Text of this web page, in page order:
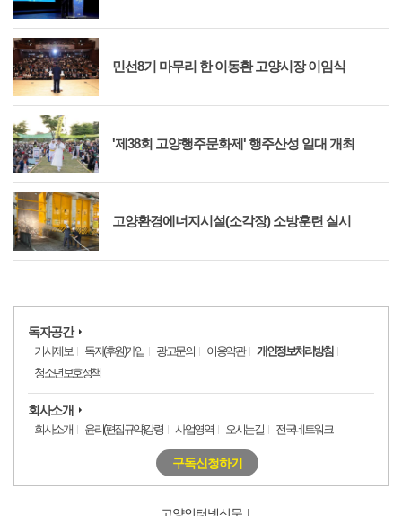
민선8기 마무리 한 이동환 고양시장 이임식
'제38회 고양행주문화제' 행주산성 일대 개최
고양환경에너지시설(소각장) 소방훈련 실시
독자공간
기사제보 독자(후원)가입 광고문의 이용약관
개인정보처리방침
청소년보호정책
회사소개
회사소개 윤리(편집규약)강령 사업영역 오시는길 전국네트워크
구독신청하기